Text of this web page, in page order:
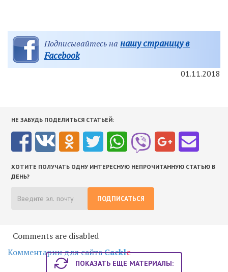
Подписывайтесь на нашу страницу в
Facebook
01.11.2018
НЕ ЗАБУДЬ ПОДЕЛИТЬСЯ СТАТЬЕЙ:
ХОТИТЕ ПОЛУЧАТЬ ОДНУ ИНТЕРЕСНУЮ НЕПРОЧИТАННУЮ СТАТЬЮ В
ДЕНЬ?
ПОДПИСАТЬСЯ
Comments are disabled
Комментарии для сайтаCackle
ПОКАЗАТЬ ЕЩЕ МАТЕРИАЛЫ: